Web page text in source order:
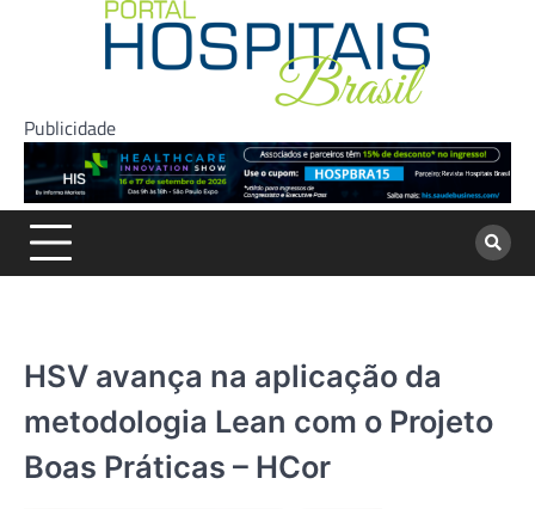
Publicidade
HSV avança na aplicação da
metodologia Lean com o Projeto
Boas Práticas – HCor